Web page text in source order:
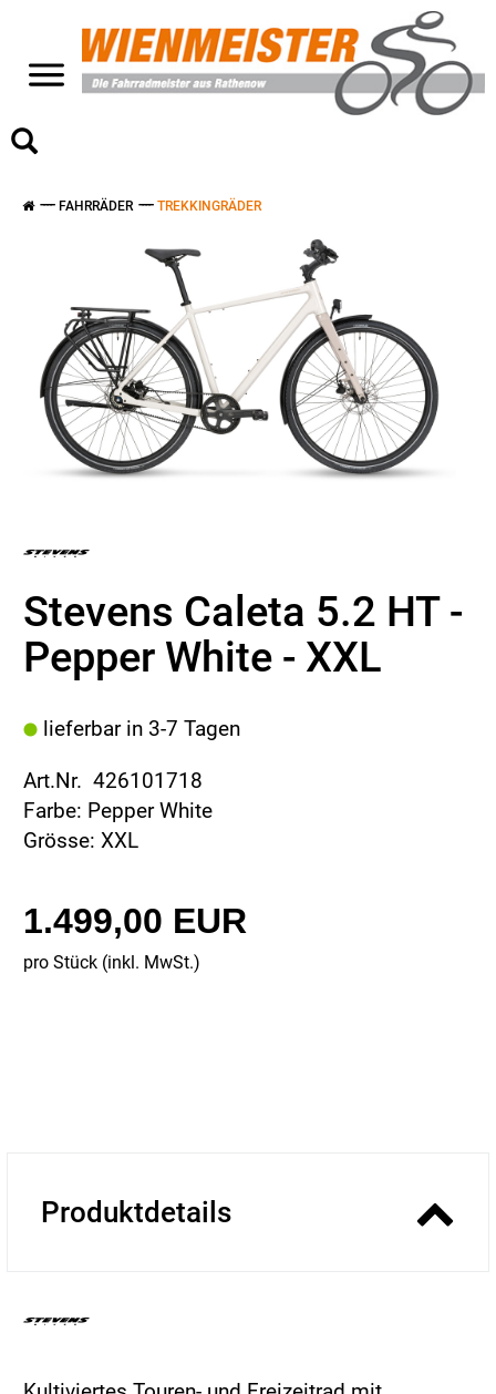
FAHRRÄDER TREKKINGRÄDER
Stevens Caleta 5.2 HT -
Pepper White - XXL
lieferbar in 3-7 Tagen
Art.Nr. 426101718
Farbe: Pepper White
Grösse: XXL
1.499,00 EUR
pro Stück (inkl. MwSt.)
Produktdetails